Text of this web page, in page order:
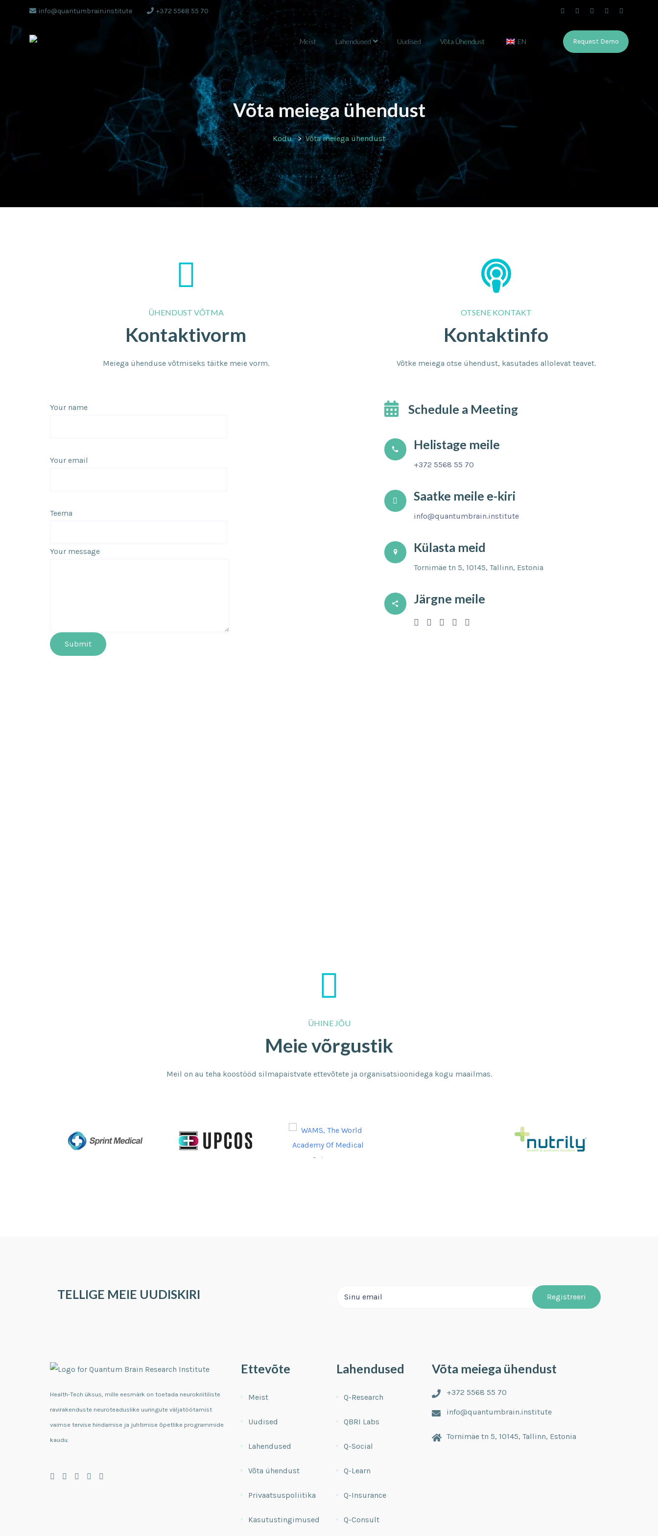
info@quantumbrain.institute +372 5568 55 70
Meist Lahendused Uudised Võta Ühendust EN Request Demo
Võta meiega ühendust
Kodu Võta meiega ühendust
ÜHENDUST VÕTMA
Kontaktivorm
Meiega ühenduse võtmiseks täitke meie vorm.
Your name
Your email
Teema
Your message
OTSENE KONTAKT
Kontaktinfo
Võtke meiega otse ühendust, kasutades allolevat teavet.
Schedule a Meeting
Helistage meile
+372 5568 55 70
Saatke meile e-kiri
info@quantumbrain.institute
Külasta meid
Tornimäe tn 5, 10145, Tallinn, Estonia
Järgne meile
ÜHINE JÕU
Meie võrgustik
Meil on au teha koostööd silmapaistvate ettevõtete ja organisatsioonidega kogu maailmas.
TELLIGE MEIE UUDISKIRI
Health-Tech üksus, mille eesmärk on toetada neurokriitiliste
ravirakenduste neuroteaduslike uuringute väljatöötamist
vaimse tervise hindamise ja juhtimise õpetlike programmide
kaudu.
Ettevõte
Meist
Uudised
Lahendused
Võta ühendust
Privaatsuspoliitika
Kasutustingimused
Lahendused
Q-Research
QBRI Labs
Q-Social
Q-Learn
Q-Insurance
Q-Consult
Võta meiega ühendust
+372 5568 55 70
info@quantumbrain.institute
Tornimäe tn 5, 10145, Tallinn, Estonia